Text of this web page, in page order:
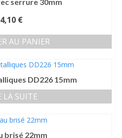
4,10 €
AU PANIER
DD226 15mm
LA SUITE
brisé 22mm